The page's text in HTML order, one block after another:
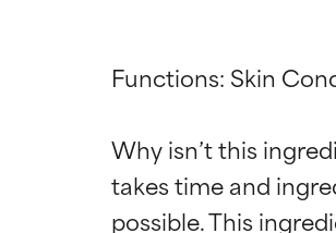
Functions: Skin
Why isn’t this
takes time and